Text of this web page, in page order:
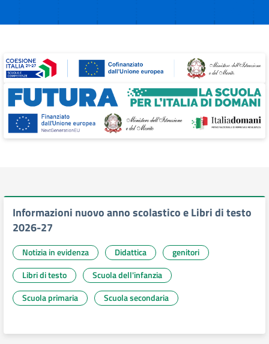
Informazioni nuovo anno scolastico e Libri di testo
2026-27
Notizia in evidenza Didattica
genitori
Libri di testo
Scuola dell'infanzia
Scuola primaria
Scuola secondaria